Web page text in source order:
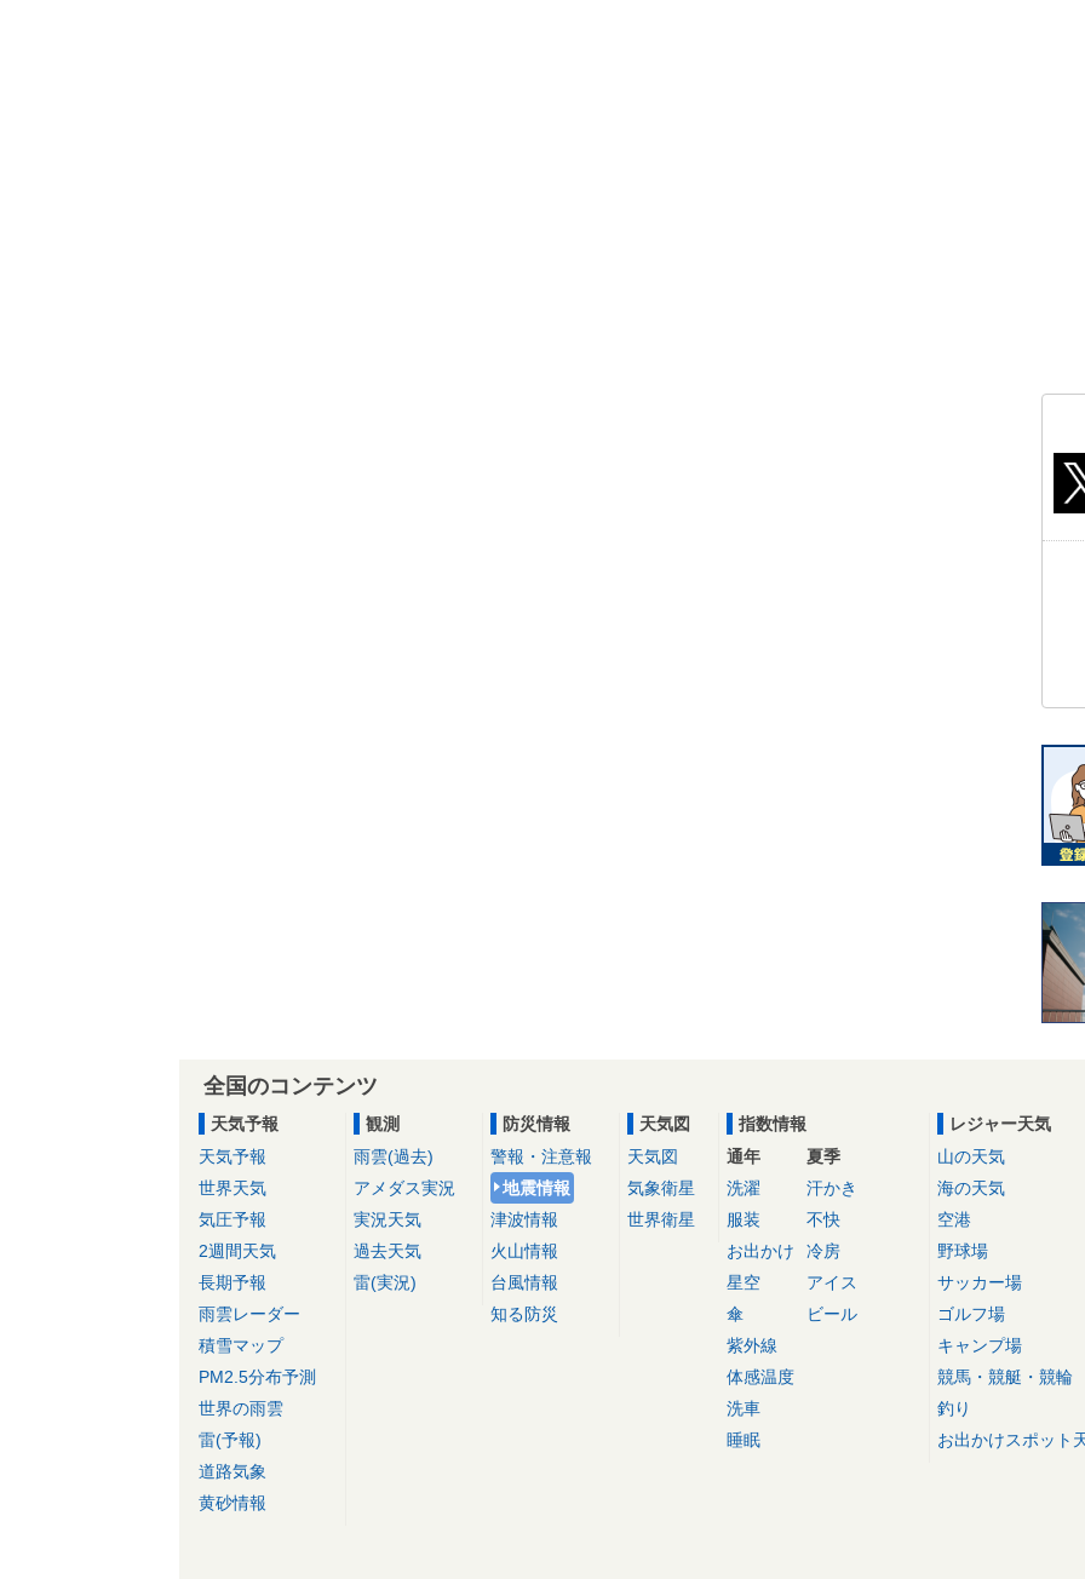
全国のコンテンツ
天気予報
天気予報
世界天気
気圧予報
2週間天気
長期予報
雨雲レーダー
積雪マップ
PM2.5分布予測
世界の雨雲
雷(予報)
道路気象
黄砂情報
観測
雨雲(過去)
アメダス実況
実況天気
過去天気
雷(実況)
防災情報
警報・注意報
地震情報
津波情報
火山情報
台風情報
知る防災
天気図
天気図
気象衛星
世界衛星
指数情報
通年
洗濯
服装
お出かけ
星空
傘
紫外線
体感温度
洗車
睡眠
夏季
汗かき
不快
冷房
アイス
ビール
レジャー天気
山の天気
海の天気
空港
野球場
サッカー場
ゴルフ場
キャンプ場
競馬・競艇・競輪
釣り
お出かけスポット